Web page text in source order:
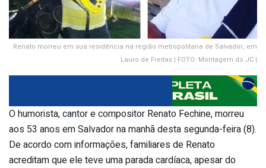
Renato morreu em sua residência na região metropolitana de Salvador, em
Lauro de Freitas | FOTO: Montagem do JC |
O humorista, cantor e compositor Renato Fechine, morreu
aos 53 anos em Salvador na manhã desta segunda-feira (8).
De acordo com informações, familiares de Renato
acreditam que ele teve uma parada cardíaca, apesar do